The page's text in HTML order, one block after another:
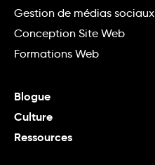
Gestion de médias sociaux
Conception Site Web
Formations Web
Blogue
Culture
Ressources